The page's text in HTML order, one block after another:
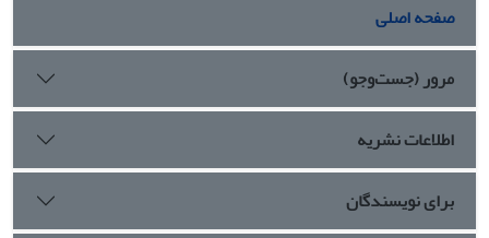
صفحه اصلی
مرور (جست‌وجو)
اطلاعات نشریه
برای نویسندگان